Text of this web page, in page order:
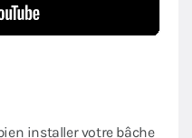
installer votre bâche